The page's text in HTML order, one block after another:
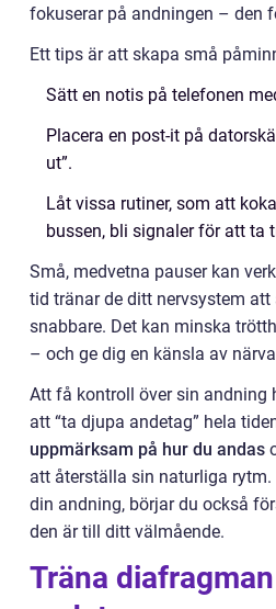
fokuserar på andningen – den
Ett tips är att skapa små
Sätt en notis på telefonen
Placera en post-it på
ut”.
Låt vissa rutiner, som att
bussen, bli signaler för att ta
Små, medvetna pauser kan
tid tränar de ditt nervsystem
snabbare. Det kan minska
– och ge dig en känsla av
Att få kontroll över sin andning
att “ta djupa andetag” hela
uppmärksam på hur du andas
att återställa sin naturliga rytm.
din andning, börjar du också
den är till ditt välmående.
Träna